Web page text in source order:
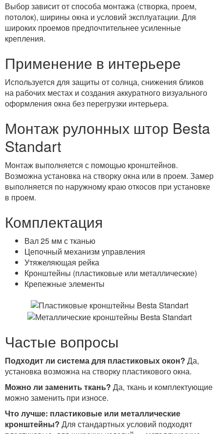
Выбор зависит от способа монтажа (створка, проем,
потолок), ширины окна и условий эксплуатации. Для
широких проемов предпочтительнее усиленные
крепления.
Применение в интерьере
Используется для защиты от солнца, снижения бликов
на рабочих местах и создания аккуратного визуального
оформления окна без перегрузки интерьера.
Монтаж рулонных штор Besta
Standart
Монтаж выполняется с помощью кронштейнов.
Возможна установка на створку окна или в проем. Замер
выполняется по наружному краю откосов при установке
в проем.
Комплектация
Вал 25 мм с тканью
Цепочный механизм управления
Утяжеляющая рейка
Кронштейны (пластиковые или металлические)
Крепежные элементы
Частые вопросы
Подходит ли система для пластиковых окон? Да,
установка возможна на створку пластикового окна.
Можно ли заменить ткань? Да, ткань и комплектующие
можно заменить при износе.
Что лучше: пластиковые или металлические
кронштейны? Для стандартных условий подходят